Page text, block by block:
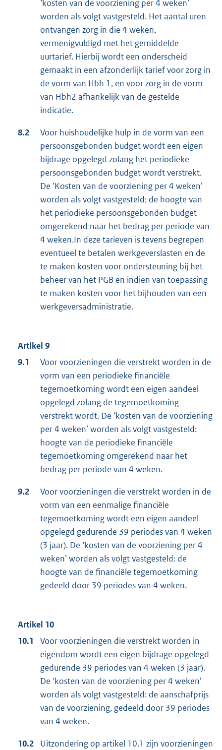
‘kosten van de voorziening per 4 weken’
worden als volgt vastgesteld. Het aantal uren
ontvangen zorg in die 4 weken,
vermenigvuldigd met het gemiddelde
uurtarief. Hierbij wordt een onderscheid
gemaakt in een afzonderlijk tarief voor zorg in
de vorm van Hbh 1, en voor zorg in de vorm
van Hbh2 afhankelijk van de gestelde
indicatie.
8.2
Voor huishoudelijke hulp in de vorm van een
persoonsgebonden budget wordt een eigen
bijdrage opgelegd zolang het periodieke
persoonsgebonden budget wordt verstrekt.
De ‘Kosten van de voorziening per 4 weken’
worden als volgt vastgesteld: de hoogte van
het periodieke persoonsgebonden budget
omgerekend naar het bedrag per periode van
4 weken.In deze tarieven is tevens begrepen
eventueel te betalen werkgeverslasten en de
te maken kosten voor ondersteuning bij het
beheer van het PGB en indien van toepassing
te maken kosten voor het bijhouden van een
werkgeversadministratie.
Artikel 9
9.1
Voor voorzieningen die verstrekt worden in de
vorm van een periodieke financiële
tegemoetkoming wordt een eigen aandeel
opgelegd zolang de tegemoetkoming
verstrekt wordt. De ‘kosten van de voorziening
per 4 weken’ worden als volgt vastgesteld:
hoogte van de periodieke financiële
tegemoetkoming omgerekend naar het
bedrag per periode van 4 weken.
9.2
Voor voorzieningen die verstrekt worden in de
vorm van een eenmalige financiële
tegemoetkoming wordt een eigen aandeel
opgelegd gedurende 39 periodes van 4 weken
(3 jaar). De ‘kosten van de voorziening per 4
weken’ worden als volgt vastgesteld: de
hoogte van de financiële tegemoetkoming
gedeeld door 39 periodes van 4 weken.
Artikel 10
10.1
Voor voorzieningen die verstrekt worden in
eigendom wordt een eigen bijdrage opgelegd
gedurende 39 periodes van 4 weken (3 jaar).
De ‘kosten van de voorziening per 4 weken’
worden als volgt vastgesteld: de aanschafprijs
van de voorziening, gedeeld door 39 periodes
van 4 weken.
10.2
Uitzondering op artikel 10.1 zijn voorzieningen